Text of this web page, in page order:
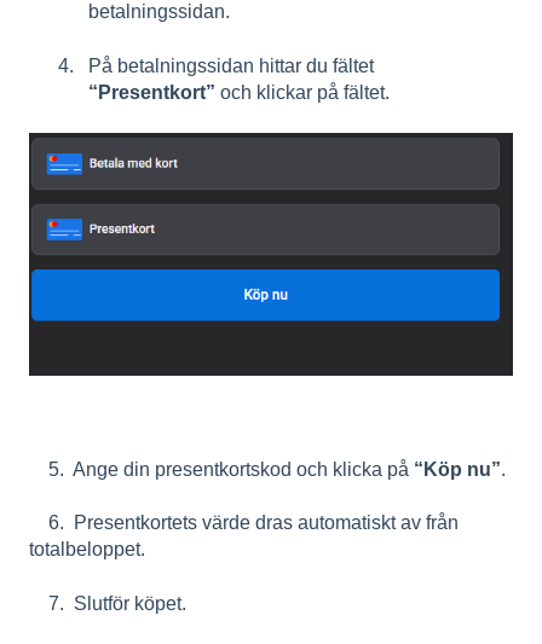
betalningssidan.
På betalningssidan hittar du fältet
“Presentkort” och klickar på fältet.
5. Ange din presentkortskod och klicka på “Köp nu”.
6. Presentkortets värde dras automatiskt av från
totalbeloppet.
7. Slutför köpet.